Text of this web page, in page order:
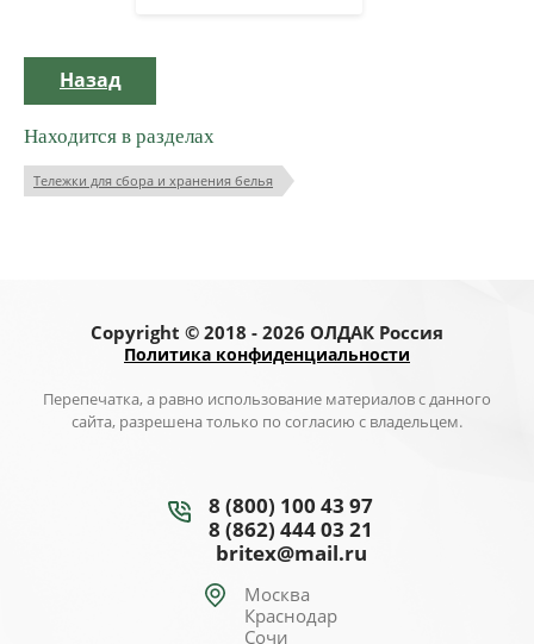
Назад
Находится в разделах
Тележки для сбора и хранения белья
Copyright © 2018 - 2026 ОЛДАК Россия
Политика конфиденциальности
Перепечатка, а равно использование материалов с данного
сайта, разрешена только по согласию с владельцем.
8 (800) 100 43 97
8 (862) 444 03 21
britex@mail.ru
Москва
Краснодар
Сочи